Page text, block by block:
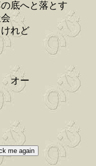
底へと落とす
れど
オー